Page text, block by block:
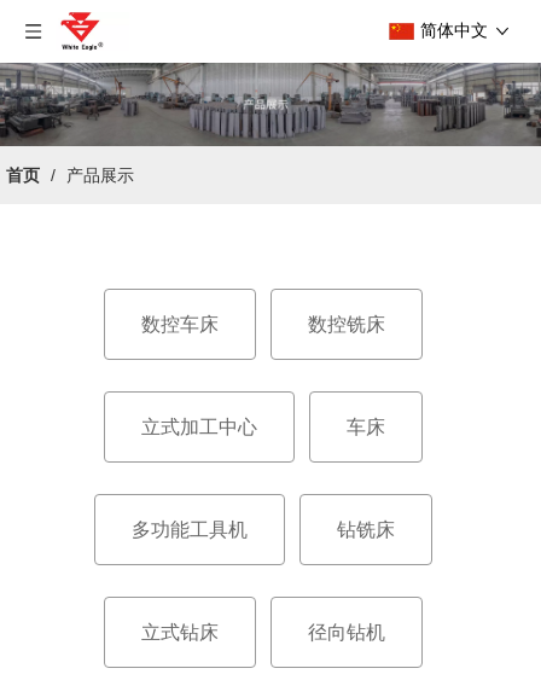
简体中文
首页 / 产品展示
数控车床 数控铣床
立式加工中心 车床
多功能工具机 钻铣床
立式钻床 径向钻机